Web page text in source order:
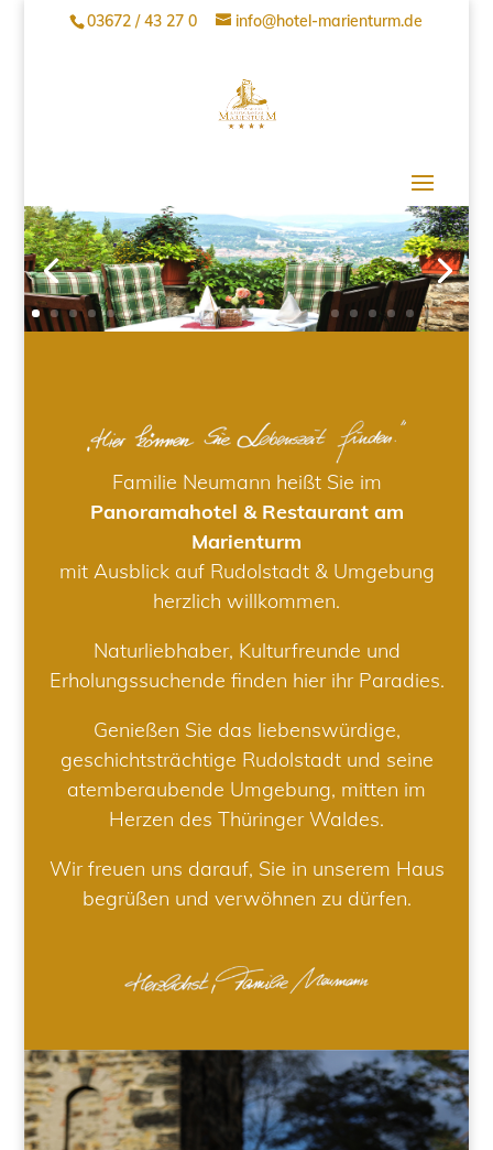
03672 / 43 27 0 info@hotel-marienturm.de
Familie Neumann heißt Sie im
Panoramahotel & Restaurant am
Marienturm
mit Ausblick auf Rudolstadt & Umgebung
herzlich willkommen.
Naturliebhaber, Kulturfreunde und
Erholungssuchende finden hier ihr Paradies.
Genießen Sie das liebenswürdige,
geschichtsträchtige Rudolstadt und seine
atemberaubende Umgebung, mitten im
Herzen des Thüringer Waldes.
Wir freuen uns darauf, Sie in unserem Haus
begrüßen und verwöhnen zu dürfen.